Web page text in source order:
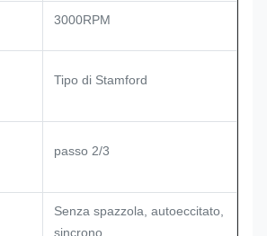
3000RPM
Tipo di Stamford
passo 2/3
Senza spazzola, autoeccitato,
sincrono